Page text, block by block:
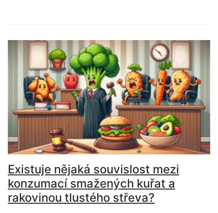
Existuje nějaká souvislost mezi
konzumací smažených kuřat a
rakovinou tlustého střeva?